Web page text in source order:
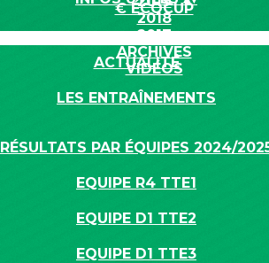
2018
2017
ARCHIVES
VIDÉOS
€ ÉCOCUP
ACTUALITÉ
LES ENTRAÎNEMENTS
RÉSULTATS PAR ÉQUIPES 2024/
EQUIPE R4 TTE1
EQUIPE D1 TTE2
EQUIPE D1 TTE3